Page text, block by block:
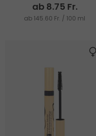
ab 8.75 Fr.
ab 145.60 Fr. / 100 ml